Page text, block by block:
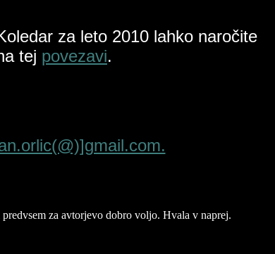
za leto 2010 lahko naročite
tej povezavi.
za avtorjevo dobro voljo. Hvala v naprej.